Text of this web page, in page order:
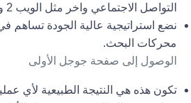
التواصل الاجتماعي واخر مثل الويب 2 وغيرهم.
نضع استراتيجية عالية الجودة تساهم
محركات البحث.
الوصول إلى صفحة جوجل الأولى
تكون هذه هي النتيجة الطبيعية لأي